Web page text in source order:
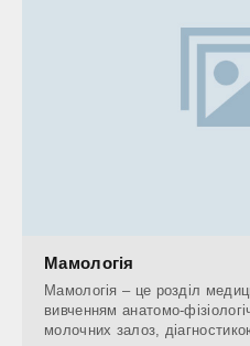
Мамологія
Мамологія – це розділ
вивченням анатомо-
молочних залоз,